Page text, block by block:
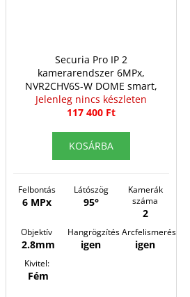
Securia Pro IP 2
kamerarendszer 6MPx,
NVR2CHV6S-W DOME smart,
fehér, fém
Jelenleg nincs készleten
117 400 Ft
KOSÁRBA
Felbontás
6 MPx
Látószög
95°
Kamerák
száma
2
Objektív
2.8mm
Hangrögzítés
igen
Arcfelismerés
igen
Kivitel:
Fém